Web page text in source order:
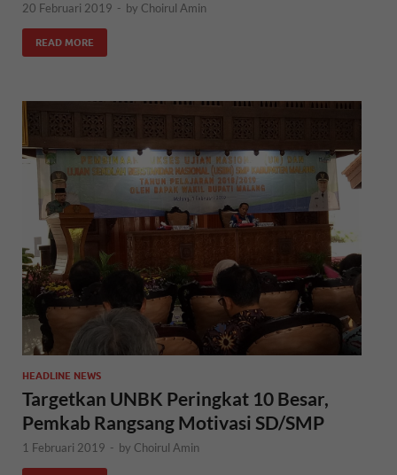
20 Februari 2019 - by Choirul Amin
READ MORE
HEADLINE NEWS
Targetkan UNBK Peringkat 10 Besar,
Pemkab Rangsang Motivasi SD/SMP
1 Februari 2019 - by Choirul Amin